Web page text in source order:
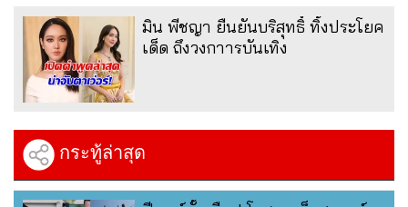
มิน พีชญา ยืนยันบริสุทธิ์ ทิ้งประโยค
เด็ด ถึงวงกาารบันเทิง
กระทู้ล่าสุด